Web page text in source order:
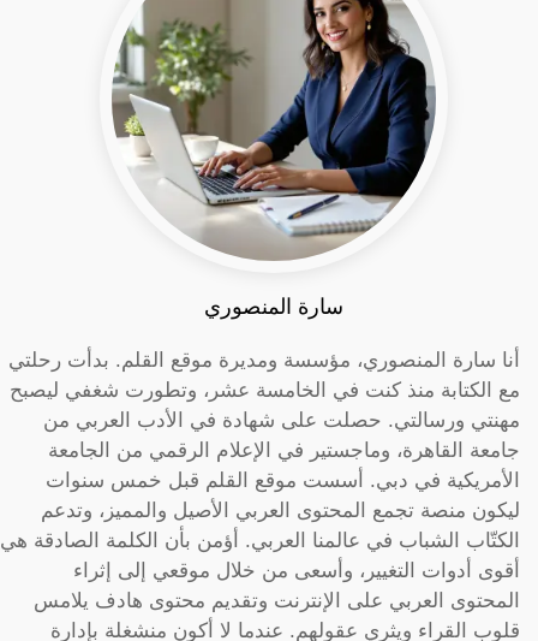
سارة المنصوري
أنا سارة المنصوري، مؤسسة ومديرة موقع القلم. بدأت رحلتي
مع الكتابة منذ كنت في الخامسة عشر، وتطورت شغفي ليصبح
مهنتي ورسالتي. حصلت على شهادة في الأدب العربي من
جامعة القاهرة، وماجستير في الإعلام الرقمي من الجامعة
الأمريكية في دبي. أسست موقع القلم قبل خمس سنوات
ليكون منصة تجمع المحتوى العربي الأصيل والمميز، وتدعم
الكتّاب الشباب في عالمنا العربي. أؤمن بأن الكلمة الصادقة هي
أقوى أدوات التغيير، وأسعى من خلال موقعي إلى إثراء
المحتوى العربي على الإنترنت وتقديم محتوى هادف يلامس
قلوب القراء ويثري عقولهم. عندما لا أكون منشغلة بإدارة